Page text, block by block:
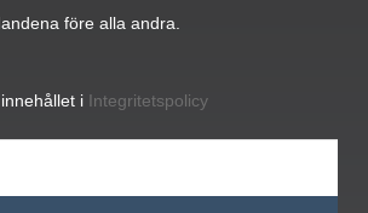
före alla andra.
i Integritetspolicy